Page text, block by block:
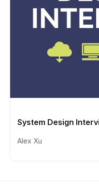
System Design
Alex Xu